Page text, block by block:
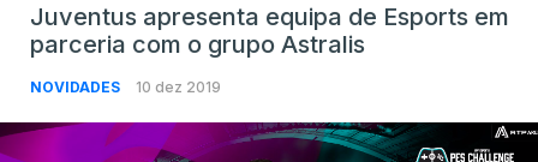
Juventus apresenta equipa de Esports em
parceria com o grupo Astralis
NOVIDADES 10 dez 2019